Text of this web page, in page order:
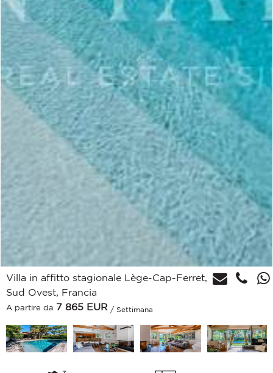
Villa in affitto stagionale Lège-Cap-Ferret,
Sud Ovest, Francia
A partire da 7 865 EUR / Settimana